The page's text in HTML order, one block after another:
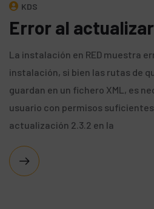
KDS
Error al
La instalación en RED muestra
instalación, si bien las rutas de
guardan en un fichero XML, es
usuario con permisos
actualización 2.3.2 en la